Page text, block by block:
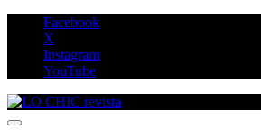
contenido
Facebook
X
Instagram
YouTube